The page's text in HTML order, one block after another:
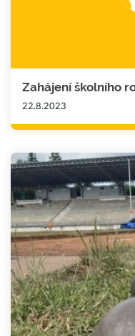
Zahájení školního
22.8.2023